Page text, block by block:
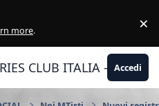
more. ×
CLUB ITALIA -Accedi